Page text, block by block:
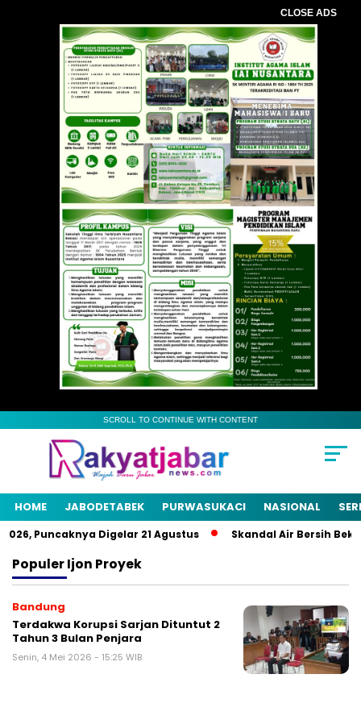
CLOSE ADS
SCROLL TO CONTINUE WITH CONTENT
HOME JABODETABEK PURWASUKACI NASIONAL
Puncaknya Digelar 21 Agustus Skandal Air Bersih
PopulerIjon Proyek
Bandung
Terdakwa Korupsi Sarjan Dituntut 2
Tahun 3 Bulan Penjara
Senin, 4 Mei 2026 - 15:25 WIB